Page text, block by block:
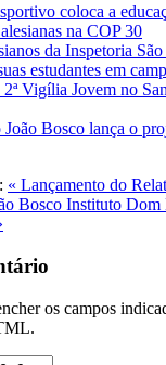
coloca a
na COP 30
da Inspetoria
estudantes em
Vigília Jovem no
João Bosco lança o
« Lançamento do
Bosco Instituto Dom
os campos